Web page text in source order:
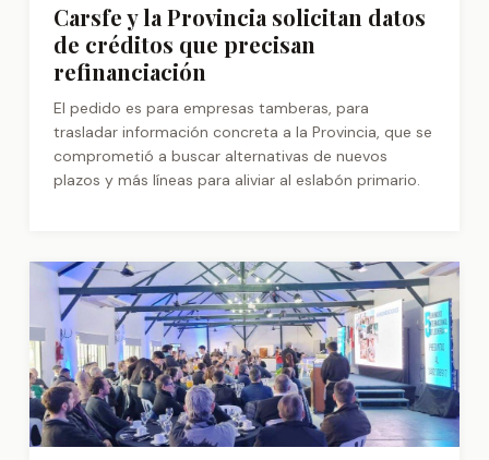
Carsfe y la Provincia solicitan datos
de créditos que precisan
refinanciación
El pedido es para empresas tamberas, para
trasladar información concreta a la Provincia, que se
comprometió a buscar alternativas de nuevos
plazos y más líneas para aliviar al eslabón primario.